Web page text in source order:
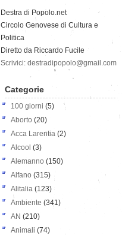
Destra di Popolo.net
Circolo Genovese di Cultura e
Politica
Diretto da Riccardo Fucile
Scrivici: destradipopolo@gmail.com
Categorie
100 giorni (5)
Aborto (20)
Acca Larentia (2)
Alcool (3)
Alemanno (150)
Alfano (315)
Alitalia (123)
Ambiente (341)
AN (210)
Animali (74)